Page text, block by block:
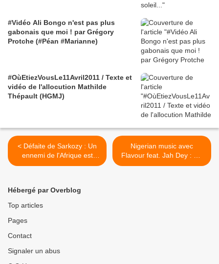
#Vidéo Ali Bongo n'est pas plus
gabonais que moi ! par Grégory
Protche (#Péan #Marianne)
#OùEtiezVousLe11Avril2011 / Texte et
vidéo de l'allocution Mathilde
Thépault (HGMJ)
< Défaite de Sarkozy : Un
ennemi de l'Afrique est
tombé ! - par Théophile
Nigerian music avec
Flavour feat. Jah Dey : My
Woman Is Gone >
Hébergé par Overblog
Top articles
Pages
Contact
Signaler un abus